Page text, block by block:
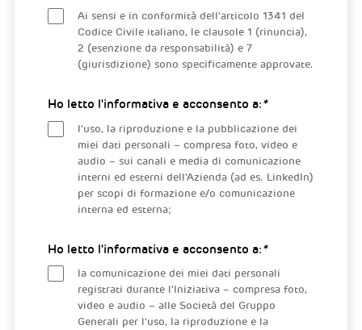
Ai sensi e in conformità dell'articolo 1341 del
Codice Civile italiano, le clausole 1 (rinuncia),
2 (esenzione da responsabilità) e 7
(giurisdizione) sono specificamente approvate.
Ho letto l'informativa e acconsento a:*
l'uso, la riproduzione e la pubblicazione dei
miei dati personali – compresa foto, video e
audio – sui canali e media di comunicazione
interni ed esterni dell'Azienda (ad es. LinkedIn)
per scopi di formazione e/o comunicazione
interna ed esterna;
Ho letto l'informativa e acconsento a:*
la comunicazione dei miei dati personali
registrati durante l'Iniziativa – compresa foto,
video e audio – alle Società del Gruppo
Generali per l'uso, la riproduzione e la